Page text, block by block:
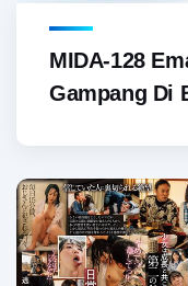
MIDA-128
Gampang Di